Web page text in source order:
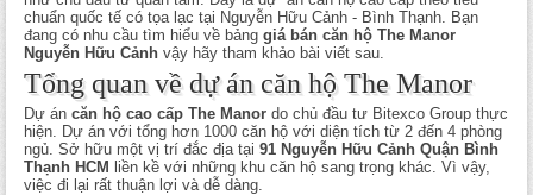
chuẩn quốc tế có tọa lạc tại Nguyễn Hữu Cảnh - Bình Thạnh. Bạn
đang có nhu cầu tìm hiểu về bảng giá bán căn hộ The Manor
Nguyễn Hữu Cảnh vậy hãy tham khảo bài viết sau.
Tổng quan về dự án căn hộ The Manor
Dự án căn hộ cao cấp The Manor do chủ đầu tư Bitexco Group thực
hiện. Dự án với tổng hơn 1000 căn hộ với diện tích từ 2 đến 4 phòng
ngủ. Sở hữu một vị trí đắc địa tại 91 Nguyễn Hữu Cảnh Quận Bình
Thạnh HCM liền kề với những khu căn hộ sang trọng khác. Vì vậy,
việc đi lại rất thuận lợi và dễ dàng.